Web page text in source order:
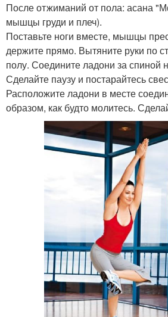
После отжиманий от пола: асана
мышцы груди и плеч).
Поставьте ноги вместе, мышцы
держите прямо. Вытяните руки по
полу. Соедините ладони за спиной
Сделайте паузу и постарайтесь
Расположите ладони в месте
образом, как будто молитесь.